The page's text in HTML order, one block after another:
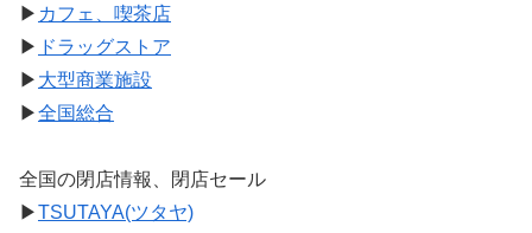
▶ カフェ、喫茶店
▶ ドラッグストア
▶ 大型商業施設
▶全国総合
全国の閉店情報、閉店セール
▶TSUTAYA(ツタヤ)